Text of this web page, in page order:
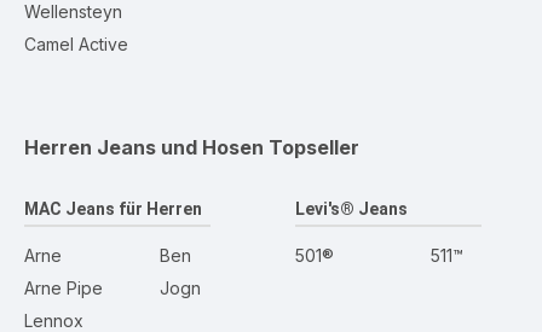
Wellensteyn
Camel Active
Herren Jeans und Hosen Topseller
MAC Jeans für Herren
Arne
Arne Pipe
Lennox
Ben
Jogn
Levi's® Jeans
501® 511™